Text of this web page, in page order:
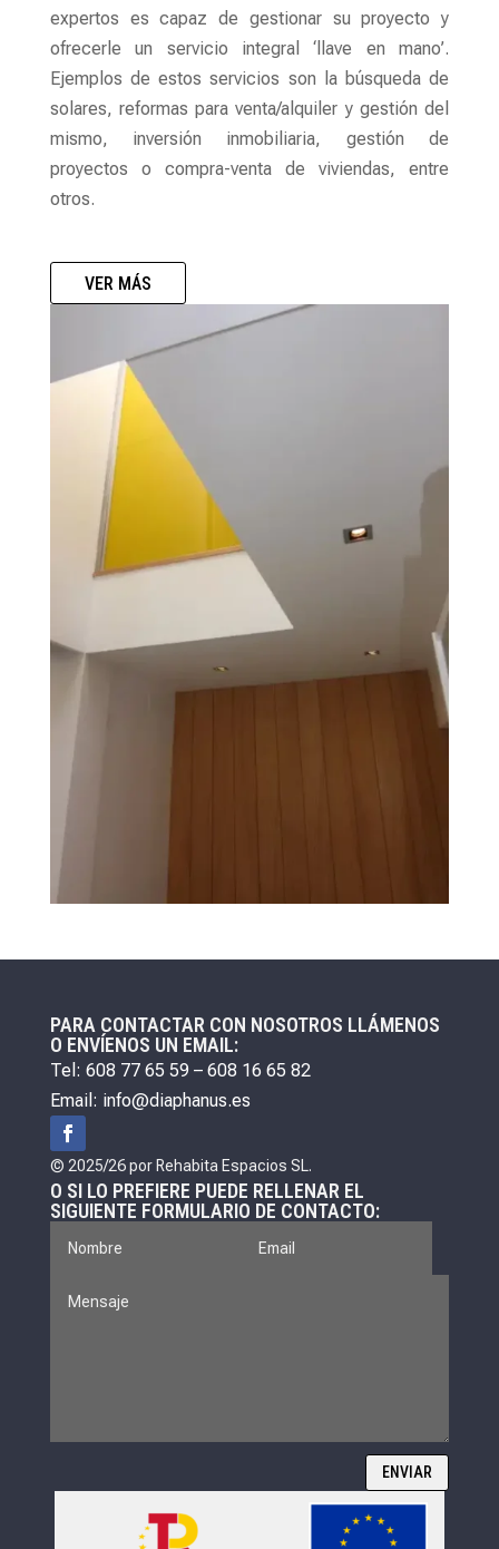
expertos es capaz de gestionar su proyecto y
ofrecerle un servicio integral ‘llave en mano’.
Ejemplos de estos servicios son la búsqueda de
solares, reformas para venta/alquiler y gestión del
mismo, inversión inmobiliaria, gestión de
proyectos o compra-venta de viviendas, entre
otros.
VER MÁS
PARA CONTACTAR CON NOSOTROS LLÁMENOS
O ENVÍENOS UN EMAIL:
Tel: 608 77 65 59 – 608 16 65 82
Email: info@diaphanus.es
© 2025/26 por Rehabita Espacios SL.
O SI LO PREFIERE PUEDE RELLENAR EL
SIGUIENTE FORMULARIO DE CONTACTO:
ENVIAR